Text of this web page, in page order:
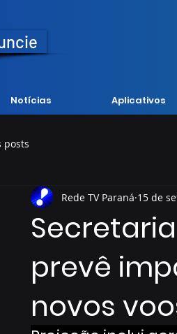
Notícias Aplicativos
posts
prevê
novos
Rede TV Paraná 15 de